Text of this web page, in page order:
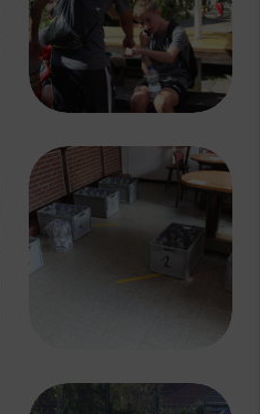
Instagram YouTube